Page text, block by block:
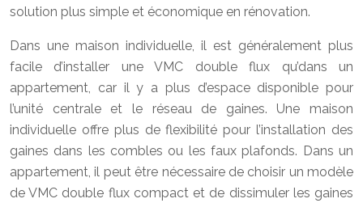
solution plus simple et économique en rénovation.
Dans une maison individuelle, il est généralement plus
facile d’installer une VMC double flux qu’dans un
appartement, car il y a plus d’espace disponible pour
l’unité centrale et le réseau de gaines. Une maison
individuelle offre plus de flexibilité pour l’installation des
gaines dans les combles ou les faux plafonds. Dans un
appartement, il peut être nécessaire de choisir un modèle
de VMC double flux compact et de dissimuler les gaines